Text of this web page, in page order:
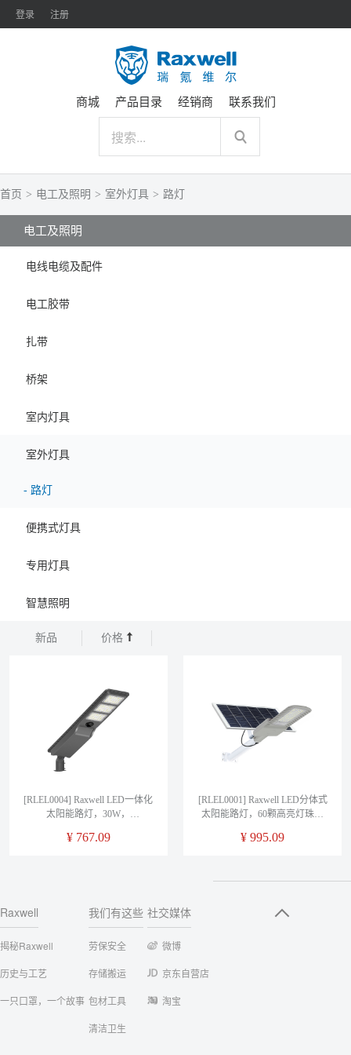
登录 注册
商城 产品目录 经销商 联系我们
首页 > 电工及照明 > 室外灯具 > 路灯
电工及照明
电线电缆及配件
电工胶带
扎带
桥架
室内灯具
室外灯具
- 路灯
便携式灯具
专用灯具
智慧照明
新品 价格
[RLEL0004] Raxwell LED一体化
太阳能路灯，30W，
池，单晶5V13W太阳能板，售
¥ 767.09
[RLEL0001] Raxwell LED分体式
太阳能路灯，60颗高亮灯珠，
425*670，30AH/3.2V磷酸铁锂
¥995.09
Raxwell
揭秘Raxwell
历史与工艺
一只口罩，一个故事
我们有这些
劳保安全
存储搬运
包材工具
清洁卫生
社交媒体
微博
京东自营店
淘宝